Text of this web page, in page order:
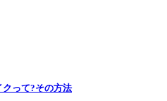
って?その方法